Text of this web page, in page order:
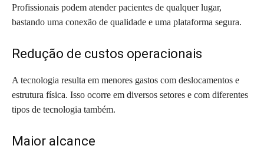
Profissionais podem atender pacientes de qualquer lugar,
bastando uma conexão de qualidade e uma plataforma segura.
Redução de custos operacionais
A tecnologia resulta em menores gastos com deslocamentos e
estrutura física. Isso ocorre em diversos setores e com diferentes
tipos de tecnologia também.
Maior alcance